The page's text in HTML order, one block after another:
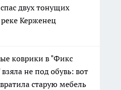
двух тонущих
Керженец
коврики в "Фикс
не под обувь: вот
старую мебель